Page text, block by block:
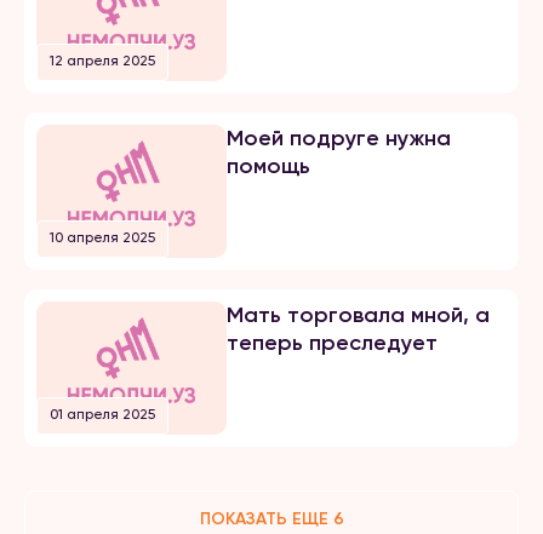
12 апреля 2025
10 апреля 2025
Моей подруге нужна
помощь
01 апреля 2025
Мать торговала мной, а
теперь преследует
ПОКАЗАТЬ ЕЩЕ 6